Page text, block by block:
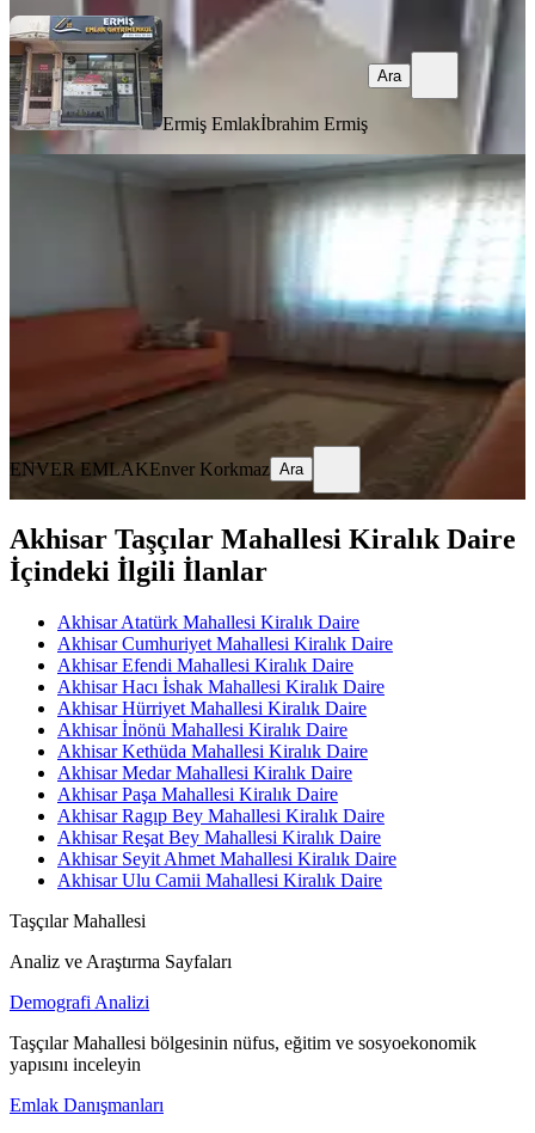
Ermiş Emlakİbrahim Ermiş
Ara
Eşyalı Kiralık Daire Eşyalı
Akhisar, Cumhuriyet Mahallesi
25.000 ₺
ENVER EMLAK Enver Korkmaz
Ara
ENVER EMLAKEnver Korkmaz Ara
Akhisar Taşçılar Mahallesi Kiralık Daire
İçindeki İlgili İlanlar
Akhisar Atatürk Mahallesi Kiralık Daire
Akhisar Cumhuriyet Mahallesi Kiralık Daire
Akhisar Efendi Mahallesi Kiralık Daire
Akhisar Hacı İshak Mahallesi Kiralık Daire
Akhisar Hürriyet Mahallesi Kiralık Daire
Akhisar İnönü Mahallesi Kiralık Daire
Akhisar Kethüda Mahallesi Kiralık Daire
Akhisar Medar Mahallesi Kiralık Daire
Akhisar Paşa Mahallesi Kiralık Daire
Akhisar Ragıp Bey Mahallesi Kiralık Daire
Akhisar Reşat Bey Mahallesi Kiralık Daire
Akhisar Seyit Ahmet Mahallesi Kiralık Daire
Akhisar Ulu Camii Mahallesi Kiralık Daire
Taşçılar Mahallesi
Analiz ve Araştırma Sayfaları
Demografi Analizi
Taşçılar Mahallesi bölgesinin nüfus, eğitim ve sosyoekonomik
yapısını inceleyin
Emlak Danışmanları